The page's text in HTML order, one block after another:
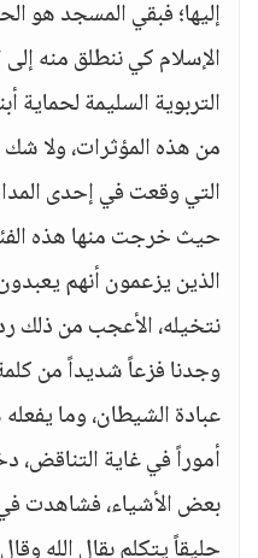
إليها؛ فبقي المسجد هو
الإسلام كي ننطلق منه إلى
التربوية السليمة لحماية
من هذه المؤثرات، ولا شك
التي وقعت في إحدى
حيث خرجت منها هذه الفئة
الذين يزعمون أنهم
نتخيله، الأعجب من ذلك
وجدنا فزعاً شديداً من
عبادة الشيطان، وما
أموراً في غاية
بعض الأشياء، فشاهدت